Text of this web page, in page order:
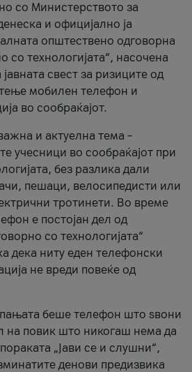
со Министерството за
и официјално ја
општествено одговорна
со технологијата“, насочена
свест за ризиците од
мобилен телефон и
во сообраќајот.
и актуелна тема –
учесници во сообраќајот при
без разлика дали
пешаци, велосипедисти или
тротинети. Во време
е постојан дел од
со технологијата“
дека ниту еден телефонски
не вреди повеќе од
беше телефон што ѕвони
на повик што никогаш нема да
„Јави се и слушни“,
денови предизвика